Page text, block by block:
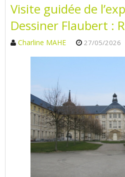
Visite guidée de
Dessiner Flaubert :
Charline MAHE 27/05/2026